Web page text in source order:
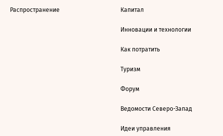
Распространение Капитал
Инновации и технологии
Как потратить
Туризм
Форум
Ведомости Северо-Запад
Идеи управления